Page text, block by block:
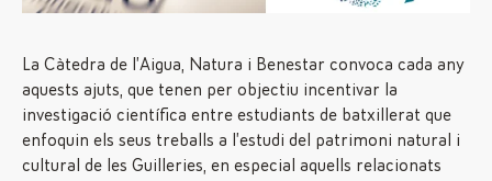
La Càtedra de l’Aigua, Natura i Benestar convoca cada any
aquests ajuts, que tenen per objectiu incentivar la
investigació científica entre estudiants de batxillerat que
enfoquin els seus treballs a l’estudi del patrimoni natural i
cultural de les Guilleries, en especial aquells relacionats